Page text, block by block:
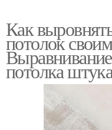
Как
потолок
потолка